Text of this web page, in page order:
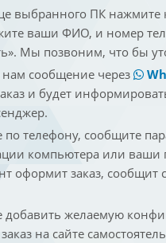
выбранного ПК нажмите
ваши ФИО, и номер
Мы позвоним, что бы
сообщение через
и будет
по телефону, сообщите
компьютера или ваши
оформит заказ, сообщит
добавить желаемую
на сайте